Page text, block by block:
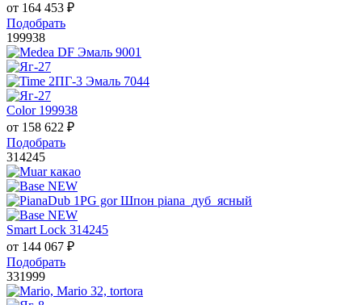
от 164 453 ₽
Подобрать
199938
Color 199938
от 158 622 ₽
Подобрать
314245
Smart Lock 314245
от 144 067 ₽
Подобрать
331999